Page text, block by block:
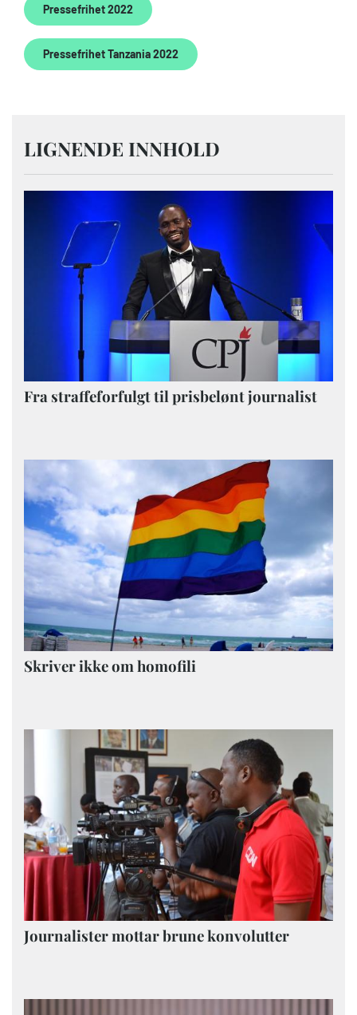
Pressefrihet 2022
Pressefrihet Tanzania 2022
LIGNENDE INNHOLD
Fra straffeforfulgt til prisbelønt journalist
Skriver ikke om homofili
Journalister mottar brune konvolutter